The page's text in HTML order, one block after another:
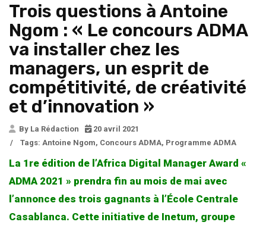
Trois questions à Antoine
Ngom : « Le concours ADMA
va installer chez les
managers, un esprit de
compétitivité, de créativité
et d’innovation »
By La Rédaction
20 avril 2021
/
Tags: Antoine Ngom, Concours ADMA, Programme ADMA
La 1re édition de l’Africa Digital Manager Award «
ADMA 2021 » prendra fin au mois de mai avec
l’annonce des trois gagnants à l’École Centrale
Casablanca. Cette initiative de Inetum, groupe